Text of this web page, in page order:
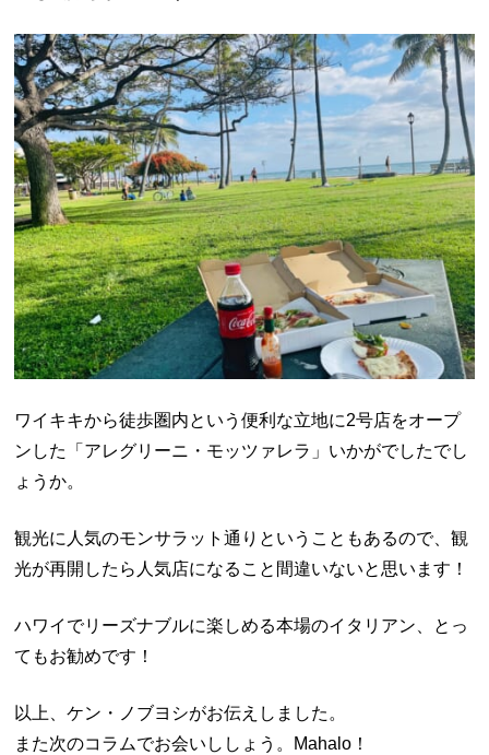
ワイキキから徒歩圏内という便利な立地に2号店をオープ
ンした「アレグリーニ・モッツァレラ」いかがでしたでし
ょうか。
観光に人気のモンサラット通りということもあるので、観
光が再開したら人気店になること間違いないと思います！
ハワイでリーズナブルに楽しめる本場のイタリアン、とっ
てもお勧めです！
以上、ケン・ノブヨシがお伝えしました。
また次のコラムでお会いししょう。Mahalo！